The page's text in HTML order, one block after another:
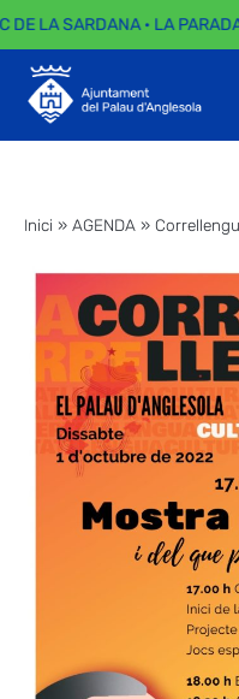
DE LA SARDANA · LA
Inici » AGENDA »